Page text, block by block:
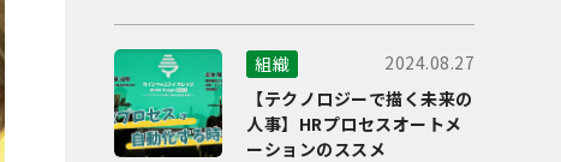
組織
2024.08.27
【テクノロジーで描く未来の
人事】HRプロセスオートメ
ーションのススメ